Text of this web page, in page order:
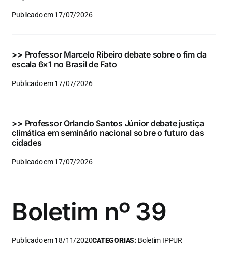
Publicado em 17/07/2026
>> Professor Marcelo Ribeiro debate sobre o fim da
escala 6×1 no Brasil de Fato
Publicado em 17/07/2026
>> Professor Orlando Santos Júnior debate justiça
climática em seminário nacional sobre o futuro das
cidades
Publicado em 17/07/2026
Boletim nº 39
Publicado em 18/11/2020CATEGORIAS: Boletim IPPUR